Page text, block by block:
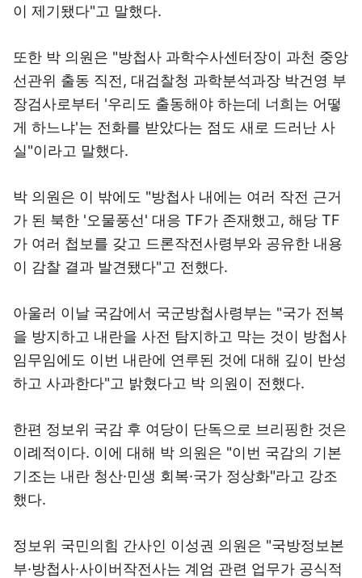
이 제기됐다"고 말했다.
또한 박 의원은 "방첩사 과학수사센터장이 과천 중앙
선관위 출동 직전, 대검찰청 과학분석과장 박건영 부
장검사로부터 '우리도 출동해야 하는데 너희는 어떻
게 하느냐'는 전화를 받았다는 점도 새로 드러난 사
실"이라고 말했다.
박 의원은 이 밖에도 "방첩사 내에는 여러 작전 근거
가 된 북한 '오물풍선' 대응 TF가 존재했고, 해당 TF
가 여러 첩보를 갖고 드론작전사령부와 공유한 내용
이 감찰 결과 발견됐다"고 전했다.
아울러 이날 국감에서 국군방첩사령부는 "국가 전복
을 방지하고 내란을 사전 탐지하고 막는 것이 방첩사
임무임에도 이번 내란에 연루된 것에 대해 깊이 반성
하고 사과한다"고 밝혔다고 박 의원이 전했다.
한편 정보위 국감 후 여당이 단독으로 브리핑한 것은
이례적이다. 이에 대해 박 의원은 "이번 국감의 기본
기조는 내란 청산·민생 회복·국가 정상화"라고 강조
했다.
정보위 국민의힘 간사인 이성권 의원은 "국방정보본
부·방첩사·사이버작전사는 계엄 관련 업무가 공식적